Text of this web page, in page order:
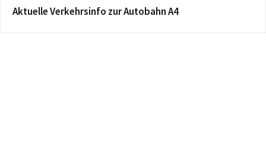
Aktuelle Verkehrsinfo zur Autobahn A4